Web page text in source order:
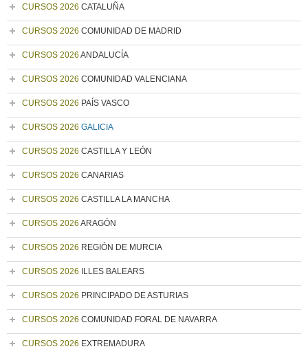
CURSOS 2026 CATALUÑA
CURSOS 2026 COMUNIDAD DE MADRID
CURSOS 2026 ANDALUCÍA
CURSOS 2026 COMUNIDAD VALENCIANA
CURSOS 2026 PAÍS VASCO
CURSOS 2026 GALICIA
CURSOS 2026 CASTILLA Y LEÓN
CURSOS 2026 CANARIAS
CURSOS 2026 CASTILLA LA MANCHA
CURSOS 2026 ARAGÓN
CURSOS 2026 REGIÓN DE MURCIA
CURSOS 2026 ILLES BALEARS
CURSOS 2026 PRINCIPADO DE ASTURIAS
CURSOS 2026 COMUNIDAD FORAL DE NAVARRA
CURSOS 2026 EXTREMADURA